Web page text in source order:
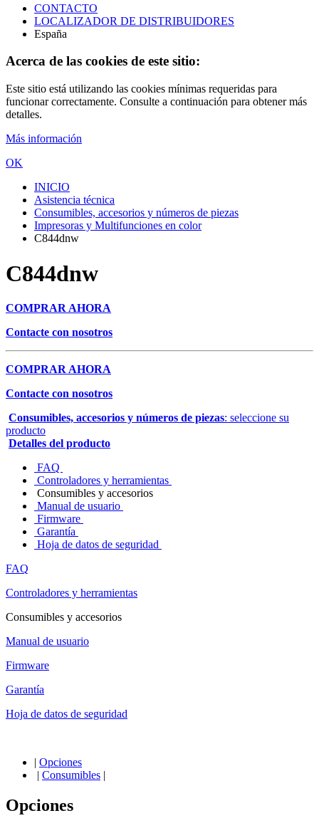
CONTACTO
LOCALIZADOR DE DISTRIBUIDORES
España
Acerca de las cookies de este sitio:
Este sitio está utilizando las cookies mínimas requeridas para
funcionar correctamente. Consulte a continuación para obtener más
detalles.
Más información
OK
INICIO
Asistencia técnica
Consumibles, accesorios y números de piezas
Impresoras y Multifunciones en color
C844dnw
C844dnw
COMPRAR AHORA
Contacte con nosotros
COMPRAR AHORA
Contacte con nosotros
Consumibles, accesorios y números de piezas: seleccione su
producto
Detalles del producto
FAQ
Controladores y herramientas
Consumibles y accesorios
Manual de usuario
Firmware
Garantía
Hoja de datos de seguridad
FAQ
Controladores y herramientas
Consumibles y accesorios
Manual de usuario
Firmware
Garantía
Hoja de datos de seguridad
| Opciones
| Consumibles |
Opciones